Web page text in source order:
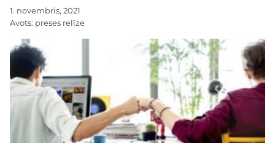
1. novembris, 2021
Avots: preses relīze